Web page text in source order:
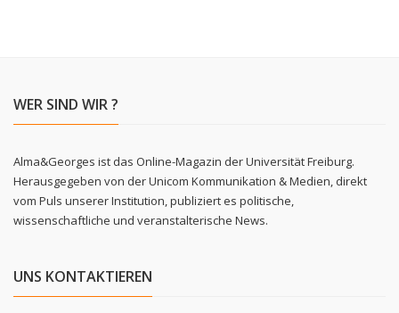
WER SIND WIR ?
Alma&Georges ist das Online-Magazin der Universität Freiburg.
Herausgegeben von der Unicom Kommunikation & Medien, direkt
vom Puls unserer Institution, publiziert es politische,
wissenschaftliche und veranstalterische News.
UNS KONTAKTIEREN